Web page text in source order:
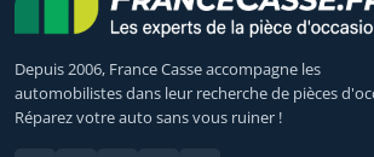
Depuis 2006, France Casse accompagne les
automobilistes dans leur recherche de pièces
Réparez votre auto sans vous ruiner !